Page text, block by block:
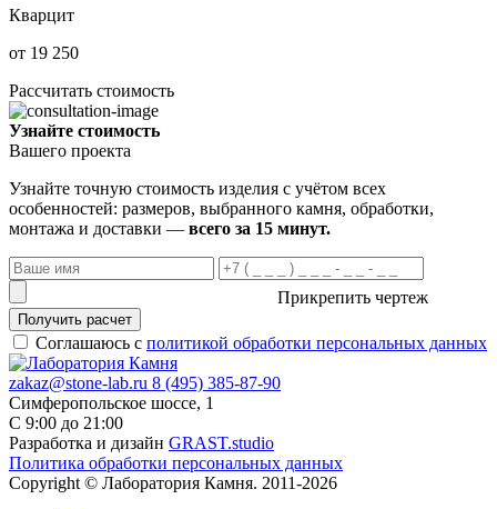
Кварцит
от 19 250
Рассчитать стоимость
Узнайте стоимость
Вашего проекта
Узнайте точную стоимость изделия с учётом всех
особенностей: размеров, выбранного камня, обработки,
монтажа и доставки — всего за 15 минут.
Прикрепить чертеж
Получить расчет
Соглашаюсь с политикой обработки персональных данных
zakaz@stone-lab.ru 8 (495) 385-87-90
Симферопольское шоссе, 1
С 9:00 до 21:00
Разработка и дизайн GRAST.studio
Политика обработки персональных данных
Copyright © Лаборатория Камня. 2011-2026